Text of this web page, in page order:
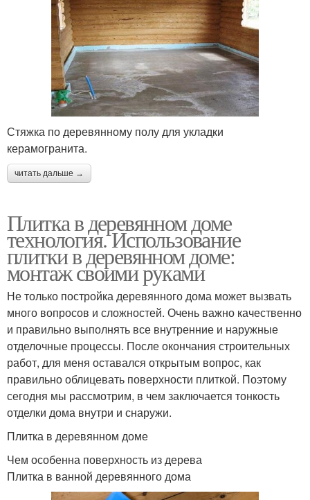
Стяжка по деревянному полу для укладки
керамогранита.
читать дальше →
Плитка в деревянном доме
технология. Использование
плитки в деревянном доме:
монтаж своими руками
Не только постройка деревянного дома может вызвать
много вопросов и сложностей. Очень важно качественно
и правильно выполнять все внутренние и наружные
отделочные процессы. После окончания строительных
работ, для меня оставался открытым вопрос, как
правильно облицевать поверхности плиткой. Поэтому
сегодня мы рассмотрим, в чем заключается тонкость
отделки дома внутри и снаружи.
Плитка в деревянном доме
Чем особенна поверхность из дерева
Плитка в ванной деревянного дома